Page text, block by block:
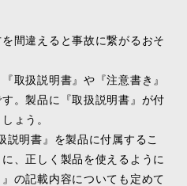
間違えると事故に繋がるおそ
取扱説明書』や『注意書き』
。製品に『取扱説明書』が付
ょう。
説明書』を製品に付属するこ
、正しく製品を使えるように
の記載内容についても定めて